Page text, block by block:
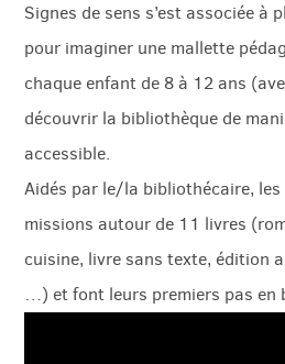
Signes de sens s’est associée à
pour imaginer une mallette
chaque enfant de 8 à 12 ans
découvrir la bibliothèque de
accessible.
Aidés par le/la bibliothécaire,
missions autour de 11 livres
cuisine, livre sans texte, édition
…) et font leurs premiers pas en